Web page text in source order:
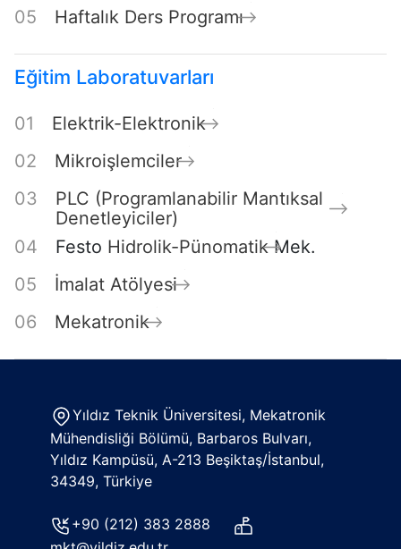
Haftalık Ders Programı
Eğitim Laboratuvarları
Elektrik-Elektronik
Mikroişlemciler
PLC (Programlanabilir Mantıksal
Denetleyiciler)
Festo Hidrolik-PünomatikMek.
İmalat Atölyesi
Mekatronik
Yıldız Teknik Üniversitesi, Mekatronik
Mühendisliği Bölümü, Barbaros Bulvarı,
Yıldız Kampüsü, A-213 Beşiktaş/İstanbul,
34349, Türkiye
+90 (212) 383 2888